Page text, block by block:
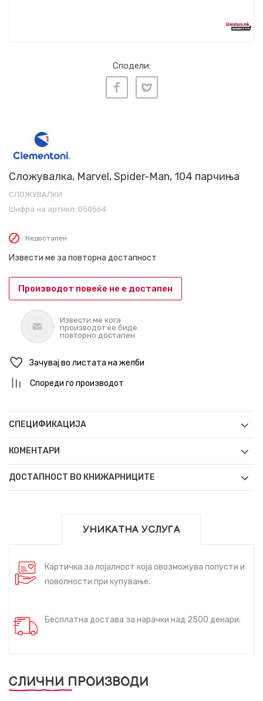
Сподели:
Сложувалка, Marvel, Spider-Man, 104 парчиња
СЛОЖУВАЛКИ
Шифра на артикл: 050564
Недостапен
Извести ме за повторна достапност
Производот повеќе не е достапен
Извести ме кога
производот ќе биде
повторно достапен
Зачувај во листата на желби
Спореди го производот
СПЕЦИФИКАЦИЈА
КОМЕНТАРИ
ДОСТАПНОСТ ВО КНИЖАРНИЦИТЕ
УНИКАТНА УСЛУГА
Картичка за лојалност која овозможува попусти и
поволности при купување.
Бесплатна достава за нарачки над 2500 денари.
СЛИЧНИ ПРОИЗВОДИ